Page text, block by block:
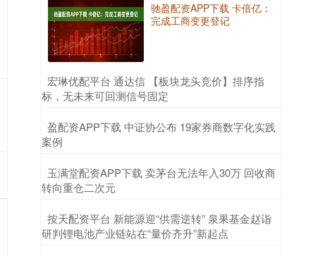
驰盈配资APP下载 卡倍亿：
完成工商变更登记
​宏琳优配平台 通达信 【板块龙头竞价】排序指
标，无未来可回测信号固定
​盈配资APP下载 中证协公布 19家券商数字化实践
案例
​玉满堂配资APP下载 卖茅台无法年入30万 回收商
转向重仓二次元
​按天配资平台 新能源迎“供需逆转” 泉果基金赵诣
研判锂电池产业链站在“量价齐升”新起点